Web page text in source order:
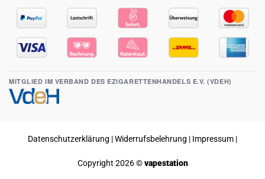
MITGLIED IM VERBAND DES EZIGARETTENHANDELS E.V. (VDEH)
Datenschutzerklärung |Widerrufsbelehrung | Impressum |
Copyright 2026 ©vapestation